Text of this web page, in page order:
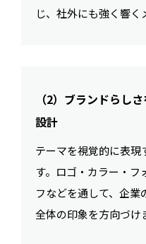
じ、社外にも強く響く
（2）ブランドらし
設計
テーマを視覚的に表現
す。ロゴ・カラー・フ
フなどを通して、企業
全体の印象を方向づけ